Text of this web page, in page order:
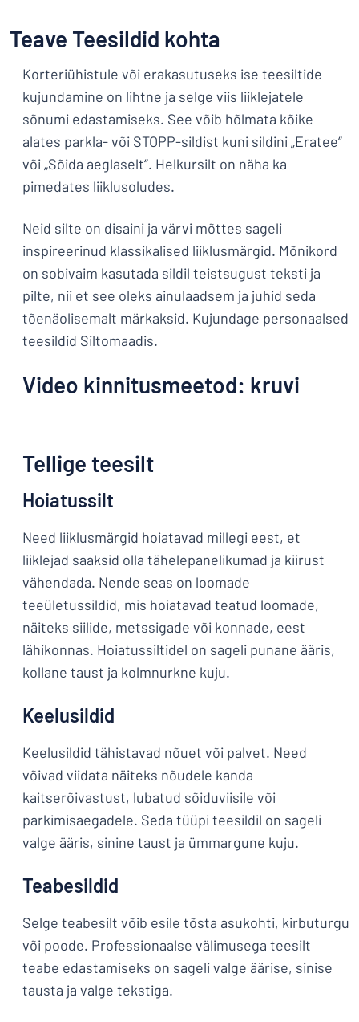
Te ei leia, mida otsite? Alustage oma sildi kujundamist
Hinnapäring
Logige
sisse
Klienditeenindus
Eraklient
/
Äriklient
Teave Teesildid kohta
Korteriühistule või erakasutuseks ise teesiltide
kujundamine on lihtne ja selge viis liiklejatele
sõnumi edastamiseks. See võib hõlmata kõike
alates parkla- või STOPP-sildist kuni sildini „Eratee“
või „Sõida aeglaselt“. Helkursilt on näha ka
pimedates liiklusoludes.
Neid silte on disaini ja värvi mõttes sageli
inspireerinud klassikalised liiklusmärgid. Mõnikord
on sobivaim kasutada sildil teistsugust teksti ja
pilte, nii et see oleks ainulaadsem ja juhid seda
tõenäolisemalt märkaksid. Kujundage personaalsed
teesildid Siltomaadis.
Video kinnitusmeetod: kruvi
Tellige teesilt
Hoiatussilt
Need liiklusmärgid hoiatavad millegi eest, et
liiklejad saaksid olla tähelepanelikumad ja kiirust
vähendada. Nende seas on loomade
teeületussildid, mis hoiatavad teatud loomade,
näiteks siilide, metssigade või konnade, eest
lähikonnas. Hoiatussiltidel on sageli punane ääris,
kollane taust ja kolmnurkne kuju.
Keelusildid
Keelusildid tähistavad nõuet või palvet. Need
võivad viidata näiteks nõudele kanda
kaitserõivastust, lubatud sõiduviisile või
parkimisaegadele. Seda tüüpi teesildil on sageli
valge ääris, sinine taust ja ümmargune kuju.
Teabesildid
Selge teabesilt võib esile tõsta asukohti, kirbuturgu
või poode. Professionaalse välimusega teesilt
teabe edastamiseks on sageli valge äärise, sinise
tausta ja valge tekstiga.